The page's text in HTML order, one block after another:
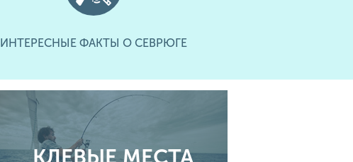
ИНТЕРЕСНЫЕ ФАКТЫ О СЕВРЮГЕ
КЛЕВЫЕ МЕСТА